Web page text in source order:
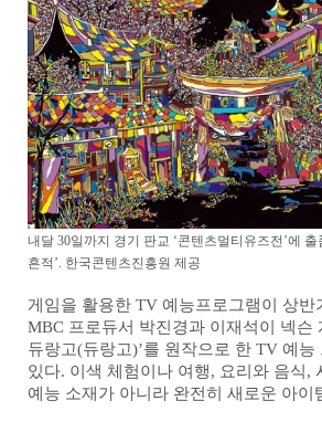
내달 30일까지 경기 판교 ‘콘텐츠멀티유즈전’에 출
흔적’. 한국콘텐츠진흥원 제공
게임을 활용한 TV 예능프로그램이 상반
MBC 프로듀서 박진경과 이재석이 넥슨
듀랑고(듀랑고)’를 원작으로 한 TV 예능
있다. 이색 체험이나 여행, 요리와 음식,
예능 소재가 아니라 완전히 새로운 아이